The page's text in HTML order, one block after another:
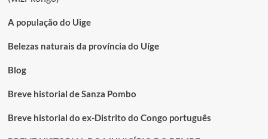
A população do Uige
Belezas naturais da província do Uíge
Blog
Breve historial de Sanza Pombo
Breve historial do ex-Distrito do Congo português